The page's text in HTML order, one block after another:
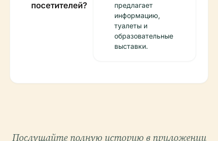
посетителей?
предлагает
информацию,
туалеты и
образовательные
выставки.
Послушайте полную историю в приложении